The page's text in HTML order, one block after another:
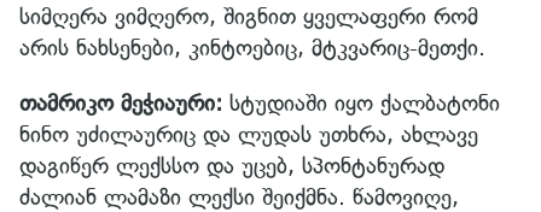
სიმღერა ვიმღერო, შიგნით ყველაფერი რომ
არის ნახსენები, კინტოებიც, მტკვარიც-მეთქი.
თამრიკო მეჭიაური: სტუდიაში იყო ქალბატონი
ნინო უძილაურიც და ლუდას უთხრა, ახლავე
დაგიწერ ლექსსო და უცებ, სპონტანურად
ძალიან ლამაზი ლექსი შეიქმნა. წამოვიღე,